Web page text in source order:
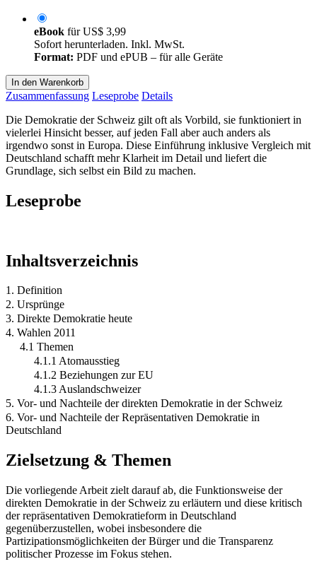
eBook fürUS$ 3,99
Sofort herunterladen. Inkl. MwSt.
Format: PDF und ePUB – für alle Geräte
In den Warenkorb
Zusammenfassung Leseprobe Details
Die Demokratie der Schweiz gilt oft als Vorbild, sie funktioniert in
vielerlei Hinsicht besser, auf jeden Fall aber auch anders als
irgendwo sonst in Europa. Diese Einführung inklusive Vergleich mit
Deutschland schafft mehr Klarheit im Detail und liefert die
Grundlage, sich selbst ein Bild zu machen.
Leseprobe
Inhaltsverzeichnis
1. Definition
2. Ursprünge
3. Direkte Demokratie heute
4. Wahlen 2011
4.1 Themen
4.1.1 Atomausstieg
4.1.2 Beziehungen zur EU
4.1.3 Auslandschweizer
5. Vor- und Nachteile der direkten Demokratie in der Schweiz
6. Vor- und Nachteile der Repräsentativen Demokratie in
Deutschland
Zielsetzung & Themen
Die vorliegende Arbeit zielt darauf ab, die Funktionsweise der
direkten Demokratie in der Schweiz zu erläutern und diese kritisch
der repräsentativen Demokratieform in Deutschland
gegenüberzustellen, wobei insbesondere die
Partizipationsmöglichkeiten der Bürger und die Transparenz
politischer Prozesse im Fokus stehen.